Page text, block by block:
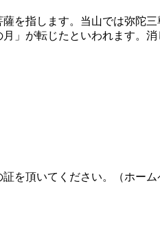
を指します。当山では弥陀三
」が転じたといわれます。
を頂いてください。（ホーム